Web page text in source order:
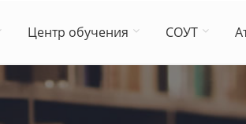
Центр обучения СОУТ